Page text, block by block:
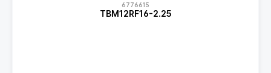
6776615
TBM12RF16-2.25